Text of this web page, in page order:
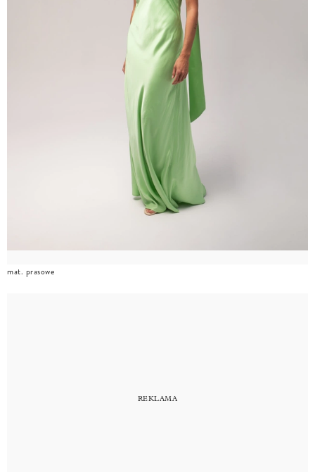
mat. prasowe